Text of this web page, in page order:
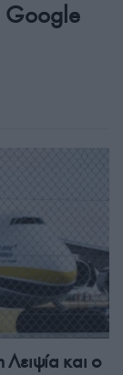
Google
Λειψία και ο